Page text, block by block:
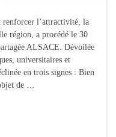
renforcer l’attractivité, la
région, a procédé le 30
ALSACE. Dévoilée
universitaires et
en trois signes : Bien
de …